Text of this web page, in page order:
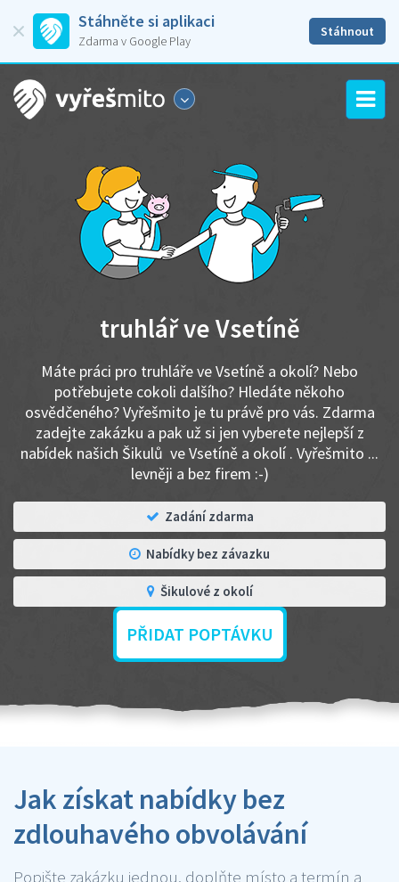
Stáhněte si aplikaci
Zdarma v Google Play
Stáhnout
truhlář ve Vsetíně
Máte práci pro truhláře ve Vsetíně a okolí? Nebo
potřebujete cokoli dalšího? Hledáte někoho
osvědčeného? Vyřešmito je tu právě pro vás. Zdarma
zadejte zakázku a pak už si jen vyberete nejlepší z
nabídek našich Šikulů ve Vsetíně a okolí . Vyřešmito ...
levněji a bez firem :-)
Zadání zdarma
Nabídky bez závazku
Šikulové z okolí
PŘIDAT POPTÁVKU
Jak získat nabídky bez
zdlouhavého obvolávání
Popište zakázku jednou, doplňte místo a termín a